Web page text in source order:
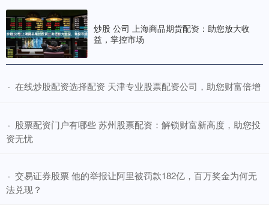
炒股 公司 上海商品期货配资：助您放大收
益，掌控市场
· ​在线炒股配资选择配资 天津专业股票配资公司，助您财富倍增
· ​股票配资门户有哪些 苏州股票配资：解锁财富新高度，助您投
资无忧
· ​交易证券股票 他的举报让阿里被罚款182亿，百万奖金为何无
法兑现？